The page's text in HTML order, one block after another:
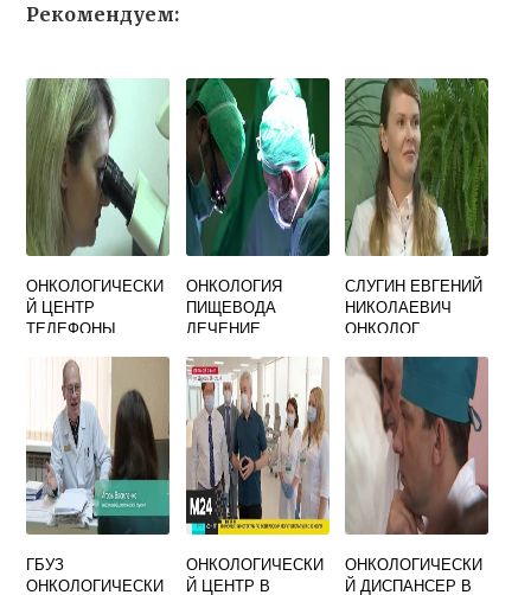
Рекомендуем:
ОНКОЛОГИЧЕСКИ
Й ЦЕНТР
ТЕЛЕФОНЫ
ОНКОЛОГИЯ
ПИЩЕВОДА
ЛЕЧЕНИЕ
СЛУГИН ЕВГЕНИЙ
НИКОЛАЕВИЧ
ОНКОЛОГ
ГБУЗ
ОНКОЛОГИЧЕСКИ
ОНКОЛОГИЧЕСКИ
Й ЦЕНТР В
ОНКОЛОГИЧЕСКИ
Й ДИСПАНСЕР В